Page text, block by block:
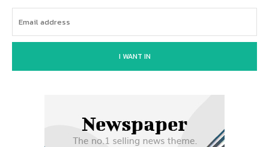
I WANT IN